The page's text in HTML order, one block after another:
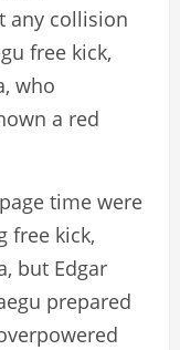
any collision
free kick,
who
a red
time were
free kick,
but Edgar
prepared